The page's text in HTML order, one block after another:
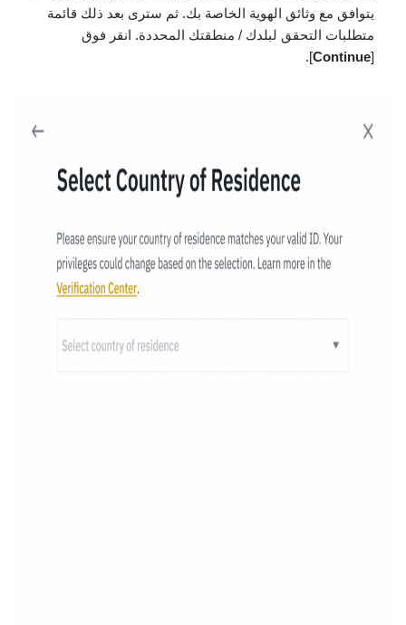
يتوافق مع وثائق الهوية الخاصة بك. ثم سترى بعد ذلك قائمة
متطلبات التحقق لبلدك / منطقتك المحددة. انقر فوق
[
Continue
].